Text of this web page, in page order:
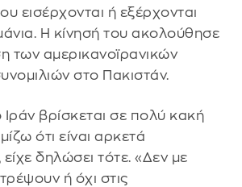
εισέρχονται ή εξέρχονται
Η κίνησή του ακολούθησε
των αμερικανοϊρανικών
στο Πακιστάν.
βρίσκεται σε πολύ κακή
ότι είναι αρκετά
είχε δηλώσει τότε. «Δεν με
ή όχι στις